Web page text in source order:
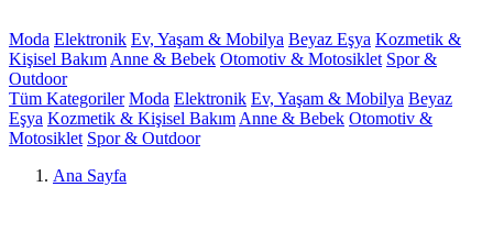
Moda Elektronik Ev, Yaşam & Mobilya Beyaz Eşya Kozmetik &
Kişisel Bakım Anne & Bebek Otomotiv & Motosiklet Spor &
Outdoor
Tüm Kategoriler Moda Elektronik Ev, Yaşam & Mobilya Beyaz
Eşya Kozmetik & Kişisel Bakım Anne & Bebek Otomotiv &
Motosiklet Spor & Outdoor
Ana Sayfa